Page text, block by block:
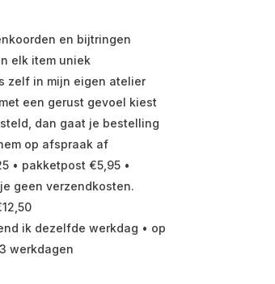
en bijtringen
elk item uniek
zelf in mijn eigen atelier
een gerust gevoel kiest
dan gaat je bestelling
op afspraak af
• pakketpost €5,95 •
geen verzendkosten.
ik dezelfde werkdag • op
werkdagen